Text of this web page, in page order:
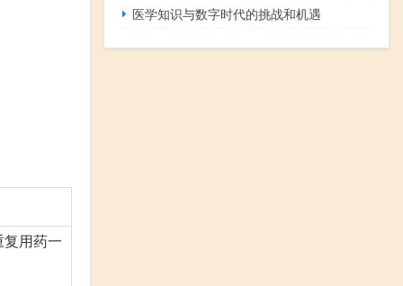
用药一
医学知识与数字时代的挑战和机遇